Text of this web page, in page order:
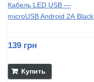
Кабель LED USB —
microUSB Android 2А Black
139 грн
Купить